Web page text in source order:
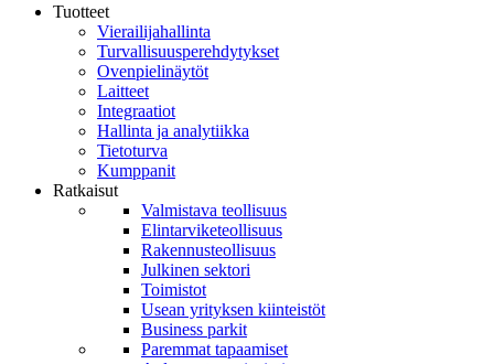
Tuotteet
Vierailijahallinta
Turvallisuusperehdytykset
Ovenpielinäytöt
Laitteet
Integraatiot
Hallinta ja analytiikka
Tietoturva
Kumppanit
Ratkaisut
Valmistava teollisuus
Elintarviketeollisuus
Rakennusteollisuus
Julkinen sektori
Toimistot
Usean yrityksen kiinteistöt
Business parkit
Paremmat tapaamiset